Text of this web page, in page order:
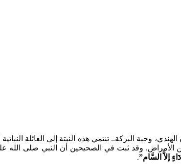
وقد ثبت في الصحيحين أن النبي صلى الله
إلاَّ السَّام”.